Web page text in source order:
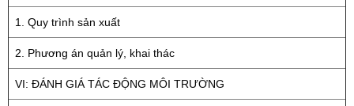
1. Quy trình sản xuất
2. Phương án quản lý, khai thác
VI: ĐÁNH GIÁ TÁC ĐỘNG MÔI TRƯỜNG